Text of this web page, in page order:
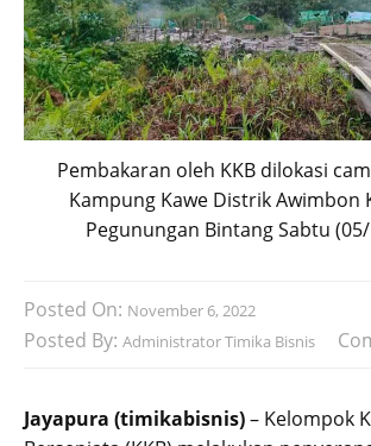
Pembakaran oleh KKB dilokasi
Kampung Kawe Distrik Awimbon
Pegunungan Bintang Sabtu
Posted On: November 6, 2022
Posted By: Administrator Timika Bisnis
Jayapura (timikabisnis)– Kelompok